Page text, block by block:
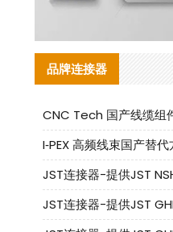
品牌连接器
CNC Tech 国产线缆组
I‑PEX 高频线束国产替